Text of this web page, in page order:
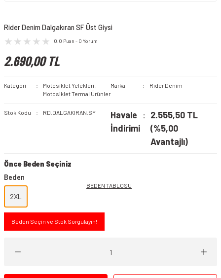
Rider Denim Dalgakıran SF Üst Giysi
0.0 Puan - 0 Yorum
2.690,00 TL
Kategori Motosiklet Yelekleri ,
Motosiklet Termal Ürünler
Marka Rider Denim
Stok Kodu RD.DALGAKIRAN.SF
Havale
İndirimi
2.555,50 TL
(%5,00
Avantajlı)
Önce Beden Seçiniz
Beden
2XL
BEDEN TABLOSU
Beden Seçin ve Stok Sorgulayın!